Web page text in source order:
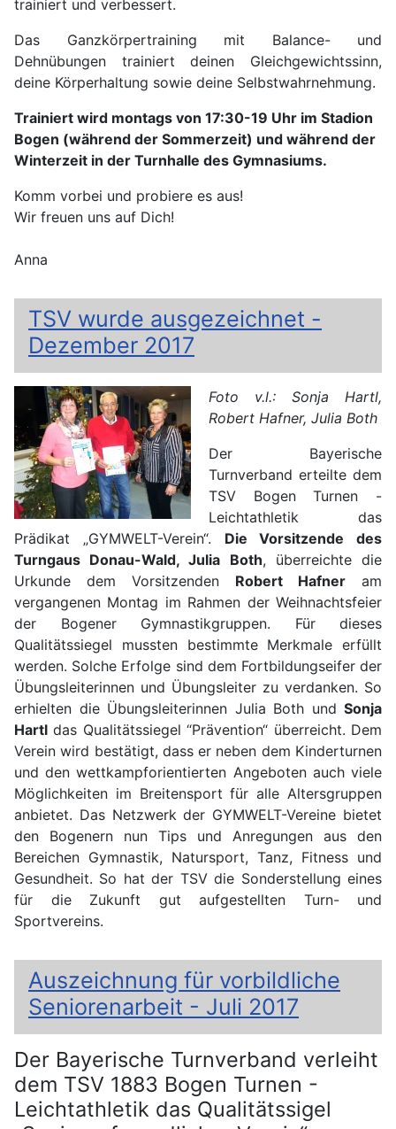
trainiert und verbessert.
Das Ganzkörpertraining mit Balance- und
Dehnübungen trainiert deinen Gleichgewichtssinn,
deine Körperhaltung sowie deine Selbstwahrnehmung.
Trainiert wird montags von 17:30-19 Uhr im Stadion
Bogen (während der Sommerzeit) und während der
Winterzeit in der Turnhalle des Gymnasiums.
Komm vorbei und probiere es aus!
Wir freuen uns auf Dich!
Anna
TSV wurde ausgezeichnet -
Dezember 2017
Foto v.l.: Sonja Hartl,
Robert Hafner, Julia Both
Der Bayerische
Turnverband erteilte dem
TSV Bogen Turnen -
Leichtathletik das
Prädikat „GYMWELT-Verein“. Die Vorsitzende des
Turngaus Donau-Wald, Julia Both, überreichte die
Urkunde dem Vorsitzenden Robert Hafner am
vergangenen Montag im Rahmen der Weihnachtsfeier
der Bogener Gymnastikgruppen. Für dieses
Qualitätssiegel mussten bestimmte Merkmale erfüllt
werden. Solche Erfolge sind dem Fortbildungseifer der
Übungsleiterinnen und Übungsleiter zu verdanken. So
erhielten die Übungsleiterinnen Julia Both und Sonja
Hartl das Qualitätssiegel “Prävention“ überreicht. Dem
Verein wird bestätigt, dass er neben dem Kinderturnen
und den wettkampforientierten Angeboten auch viele
Möglichkeiten im Breitensport für alle Altersgruppen
anbietet. Das Netzwerk der GYMWELT-Vereine bietet
den Bogenern nun Tips und Anregungen aus den
Bereichen Gymnastik, Natursport, Tanz, Fitness und
Gesundheit. So hat der TSV die Sonderstellung eines
für die Zukunft gut aufgestellten Turn- und
Sportvereins.
Auszeichnung für vorbildliche
Seniorenarbeit - Juli 2017
Der Bayerische Turnverband verleiht
dem TSV 1883 Bogen Turnen -
Leichtathletik das Qualitätssigel